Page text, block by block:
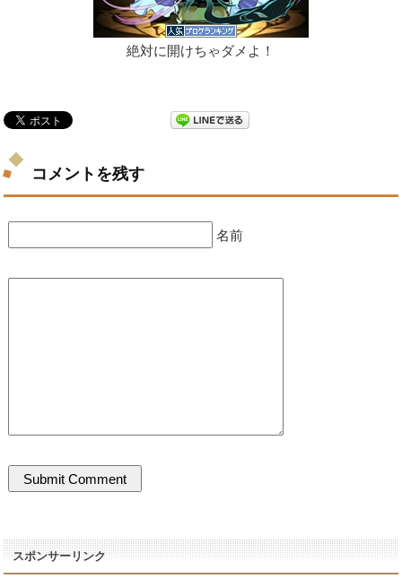
絶対に開けちゃダメよ！
コメントを残す
名前
スポンサーリンク